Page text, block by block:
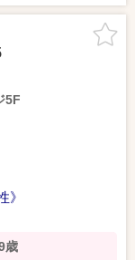
5F
》
歳